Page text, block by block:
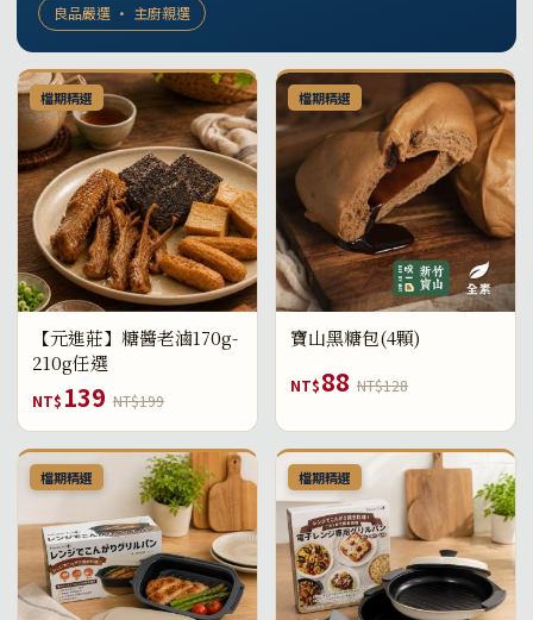
良品嚴選 · 主廚親選
檔期精選
【元進莊】糖醬老滷170g-
210g任選
NT$ 139 NT$199
檔期精選
寶山黑糖包(4顆)
NT$88 NT$128
檔期精選 檔期精選